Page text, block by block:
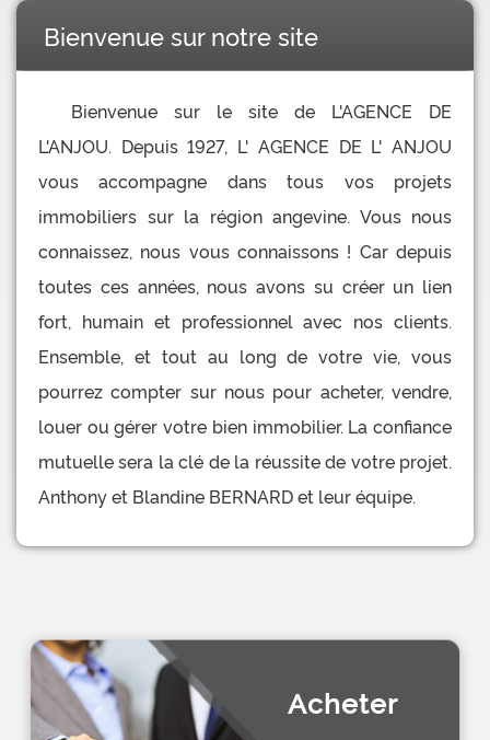
Bienvenue sur notre site
Bienvenue sur le site de L'AGENCE DE
L'ANJOU. Depuis 1927, L' AGENCE DE L' ANJOU
vous accompagne dans tous vos projets
immobiliers sur la région angevine. Vous nous
connaissez, nous vous connaissons ! Car depuis
toutes ces années, nous avons su créer un lien
fort, humain et professionnel avec nos clients.
Ensemble, et tout au long de votre vie, vous
pourrez compter sur nous pour acheter, vendre,
louer ou gérer votre bien immobilier. La confiance
mutuelle sera la clé de la réussite de votre projet.
Anthony et Blandine BERNARD et leur équipe.
Acheter